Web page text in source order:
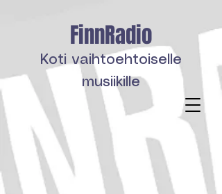
FinnRadio
Koti vaihtoehtoiselle
musiikille